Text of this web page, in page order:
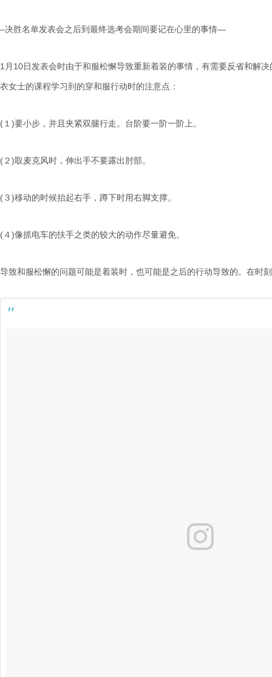
–决胜名单发表会之后到最终选考会期间要记在心里的事情—
1月10日发表会时由于和服松懈导致重新着装的事情，有需要反省和解
衣女士的课程学习到的穿和服行动时的注意点：
(１)要小步 ，并且 夹紧双腿行走。台阶要一阶一阶 上。
(２)取麦克风时 ，伸出手不要露出肘部。
(３)移动的时候抬起右手，蹲下时用右脚支撑。
(４)像抓电车的扶手之类的较大的动作尽量避免。
导致和服松懈的问题可能是着装时 ，也可能是之后的行动导致的。在时